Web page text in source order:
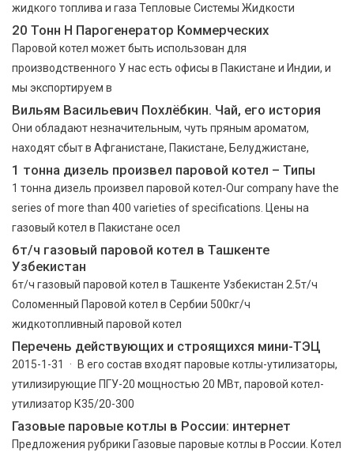
жидкого топлива и газа Тепловые Системы Жидкости
20 Тонн H Парогенератор Коммерческих
Паровой котел может быть использован для
производственного У нас есть офисы в Пакистане и Индии, и
мы экспортируем в
Вильям Васильевич Похлёбкин. Чай, его история
Они обладают незначительным, чуть пряным ароматом,
находят сбыт в Афганистане, Пакистане, Белуджистане,
1 тонна дизель произвел паровой котел – Типы
1 тонна дизель произвел паровой котел-Our company have the
series of more than 400 varieties of specifications. Цены на
газовый котел в Пакистане осел
6т/ч газовый паровой котел в Ташкенте
Узбекистан
6т/ч газовый паровой котел в Ташкенте Узбекистан 2.5т/ч
Соломенный Паровой котел в Сербии 500кг/ч
жидкотопливный паровой котел
Перечень действующих и строящихся мини-ТЭЦ
2015-1-31 · В его состав входят паровые котлы-утилизаторы,
утилизирующие ПГУ-20 мощностью 20 МВт, паровой котел-
утилизатор К35/20-300
Газовые паровые котлы в России: интернет
Предложения рубрики Газовые паровые котлы в России. Котел